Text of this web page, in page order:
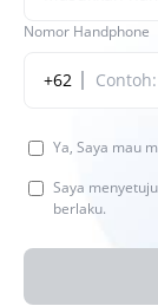
Nomor Handphone
+62
Ya, Saya mau
Saya
berlaku.